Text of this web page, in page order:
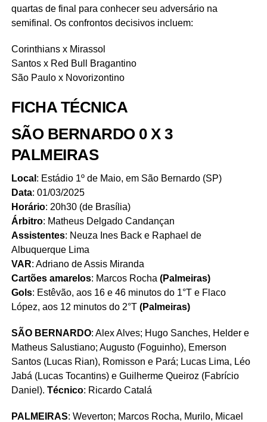
quartas de final para conhecer seu adversário na
semifinal. Os confrontos decisivos incluem:
Corinthians x Mirassol
Santos x Red Bull Bragantino
São Paulo x Novorizontino
FICHA TÉCNICA
SÃO BERNARDO 0 X 3
PALMEIRAS
Local : Estádio 1º de Maio, em São Bernardo (SP)
Data: 01/03/2025
Horário: 20h30 (de Brasília)
Árbitro: Matheus Delgado Candançan
Assistentes: Neuza Ines Back e Raphael de
Albuquerque Lima
VAR: Adriano de Assis Miranda
Cartões amarelos: Marcos Rocha (Palmeiras)
Gols: Estêvão, aos 16 e 46 minutos do 1°T e Flaco
López, aos 12 minutos do 2°T (Palmeiras)
SÃO BERNARDO: Alex Alves; Hugo Sanches, Helder e
Matheus Salustiano; Augusto (Foguinho), Emerson
Santos (Lucas Rian), Romisson e Pará; Lucas Lima, Léo
Jabá (Lucas Tocantins) e Guilherme Queiroz (Fabrício
Daniel). Técnico: Ricardo Catalá
PALMEIRAS: Weverton; Marcos Rocha, Murilo, Micael